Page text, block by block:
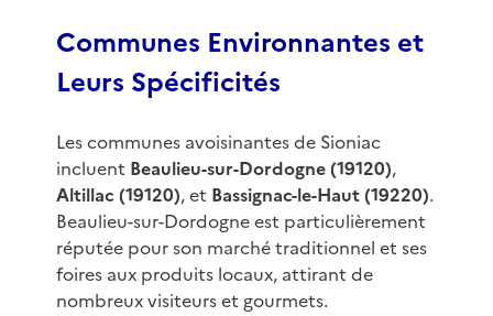
Communes Environnantes et
Leurs Spécificités
Les communes avoisinantes de Sioniac
incluent Beaulieu-sur-Dordogne (19120),
Altillac (19120), et Bassignac-le-Haut (19220).
Beaulieu-sur-Dordogne est particulièrement
réputée pour son marché traditionnel et ses
foires aux produits locaux, attirant de
nombreux visiteurs et gourmets.